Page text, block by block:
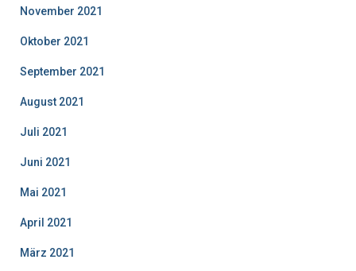
November 2021
Oktober 2021
September 2021
August 2021
Juli 2021
Juni 2021
Mai 2021
April 2021
März 2021